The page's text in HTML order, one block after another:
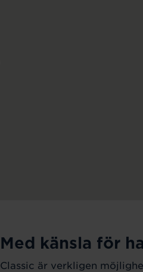
Med känsla för
Classic är verkligen